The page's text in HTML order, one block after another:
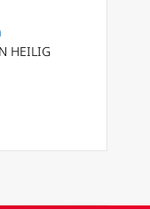
HEILIG
uit Vlaanderen: